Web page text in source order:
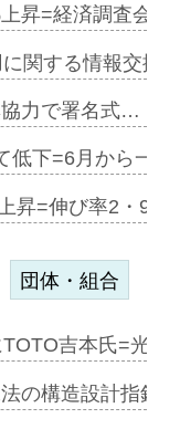
昇=経済調査会
関する情報交換
協力で署名式…
低下=6月から一
昇=伸び率2・
団体・組合
吉本氏=光
の構造設計指針